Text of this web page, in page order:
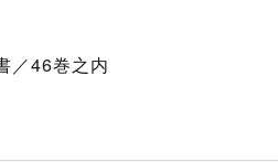
／46巻之内